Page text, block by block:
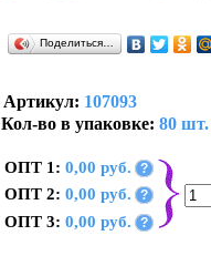
Поделиться…
Артикул: 107093
Кол-во в упаковке: 80 шт.
ОПТ 1: 0,00 руб. ?
ОПТ 2: 0,00 руб. ?
ОПТ 3: 0,00 руб. ?